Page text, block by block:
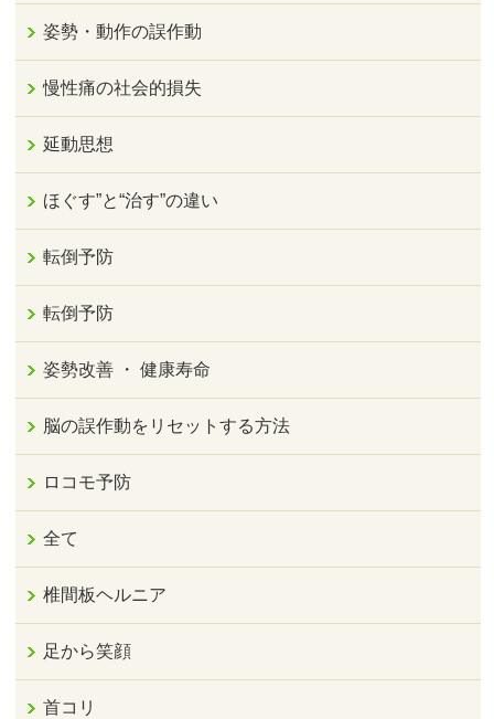
姿勢・動作の誤作動
慢性痛の社会的損失
延動思想
ほぐす”と“治す”の違い
転倒予防
転倒予防
姿勢改善 ・ 健康寿命
脳の誤作動をリセットする方法
ロコモ予防
全て
椎間板ヘルニア
足から笑顔
首コリ